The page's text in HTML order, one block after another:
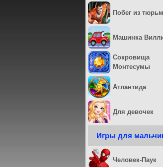
Побег из
Машинка
Сокровища
Монтесумы
Атлантида
Для девочек
Игры для
Человек-Паук